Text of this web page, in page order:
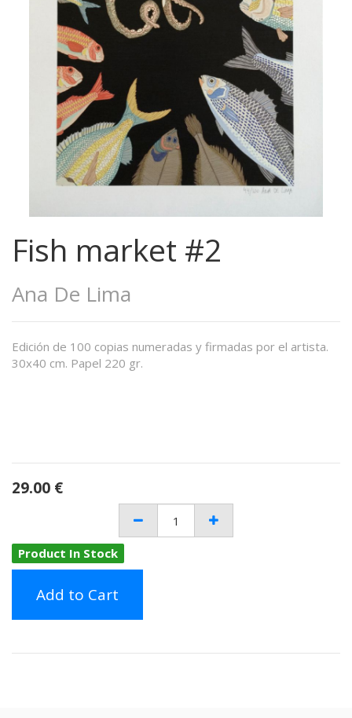
Fish market #2
Ana De Lima
Edición de 100 copias numeradas y firmadas por el artista.
30x40 cm. Papel 220 gr.
29.00 €
Product In Stock
Add to Cart